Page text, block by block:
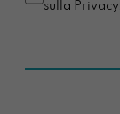
sulla Privacy